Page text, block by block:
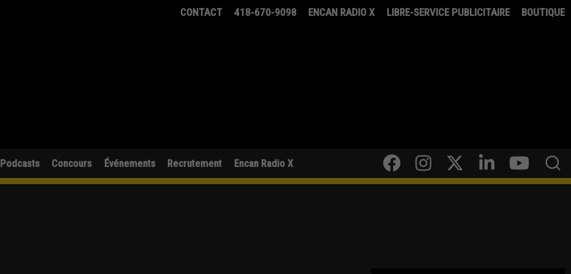
CONTACT 418-670-9098 ENCAN RADIO X LIBRE-SERVICE PUBLICITAIRE BOUTIQUE
Podcasts Concours Événements Recrutement Encan Radio X